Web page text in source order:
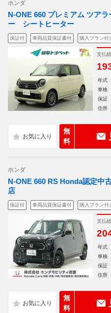
ホンダ
N-ONE 660 プレミアム ツア
ー シートヒーター
保証付 車両品質保証書付 購入プラン付
支払
年式
車検
保証
住所
無
料
ホンダ
N-ONE 660 RS Honda認定
店
保証付 車両品質保証書付 購入プラン付
支払
年式
車検
保証
住所
無
料